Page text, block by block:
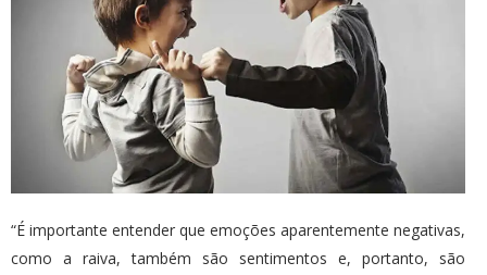
“É importante entender que emoções aparentemente negativas,
como a raiva, também são sentimentos e, portanto, são